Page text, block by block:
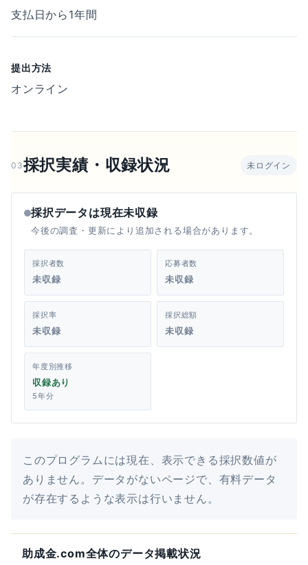
支払日から1年間
提出方法
オンライン
03採択実績・収録状況 未ログイン
採択データは現在未収録
今後の調査・更新により追加される場合があります。
採択者数
未収録
応募者数
未収録
採択率
未収録
採択総額
未収録
年度別推移
収録あり
5年分
このプログラムには現在、表示できる採択数値が
ありません。データがないページで、有料データ
が存在するような表示は行いません。
助成金.com全体のデータ掲載状況